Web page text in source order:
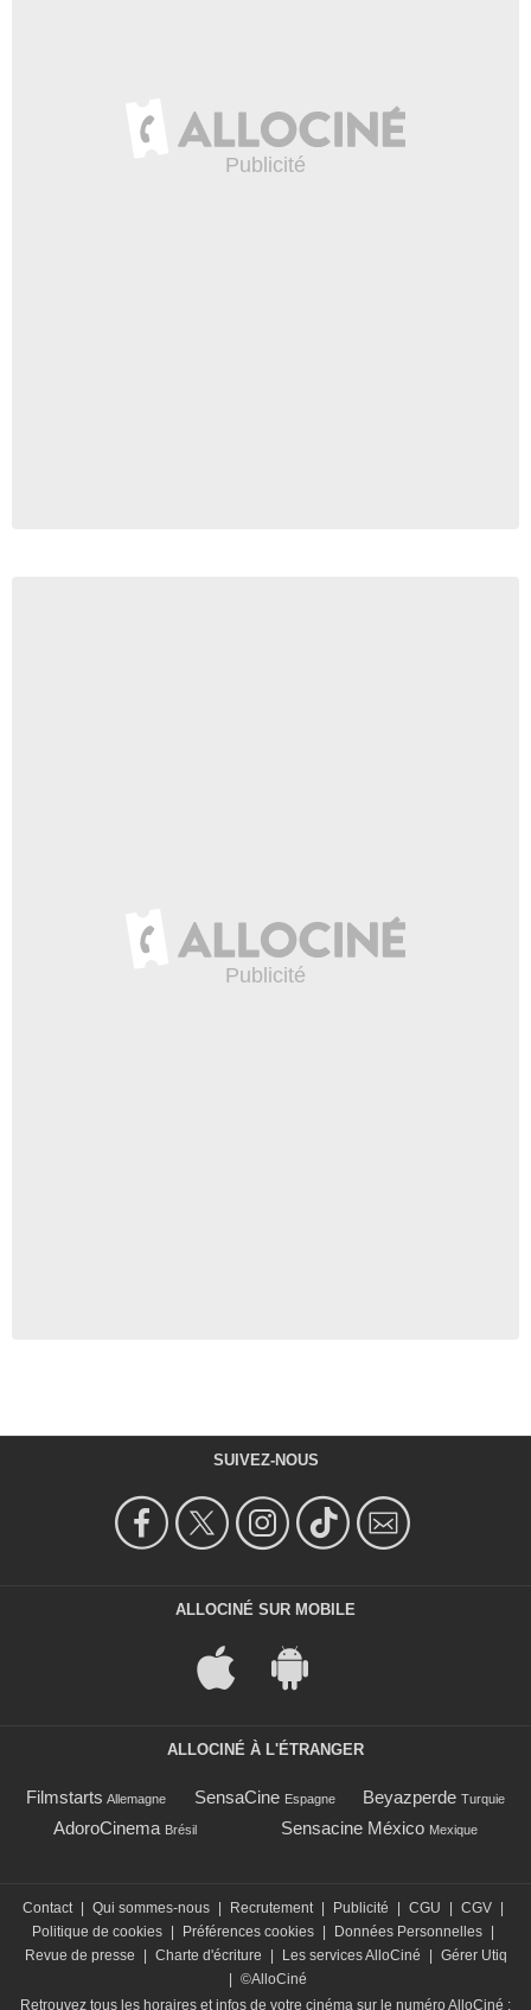
SUIVEZ-NOUS
ALLOCINÉ SUR MOBILE
ALLOCINÉ À L'ÉTRANGER
Filmstarts Allemagne SensaCine Espagne Beyazperde Turquie
AdoroCinema Brésil Sensacine México Mexique
Contact Qui sommes-nous Recrutement Publicité CGU CGV
Politique de cookies
Préférences cookies Données Personnelles
Revue de presse
Charte d'écriture Les services AlloCiné
Gérer Utiq
©AlloCiné
Retrouvez tous les horaires et infos de votre cinéma sur le numéro AlloCiné :